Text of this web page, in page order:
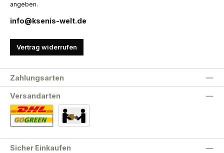
angeben.
info@ksenis-welt.de
Vertrag widerrufen
Zahlungsarten
Versandarten
Sicher Einkaufen